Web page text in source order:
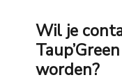
Wil je
worden?